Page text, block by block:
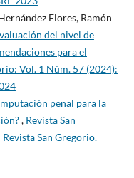
Flores, Ramón
del nivel de
para el
Vol. 1 Núm. 57 (2024):
penal para la
, Revista San
San Gregorio.